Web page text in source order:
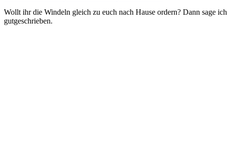
Wollt ihr die Windeln gleich zu euch nach Hause ordern? Dann sage
gutgeschrieben.